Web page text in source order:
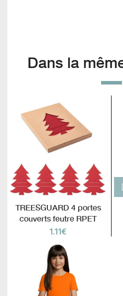
Dans la
TREESGUARD 4 portes
couverts feutre RPET
1.11€